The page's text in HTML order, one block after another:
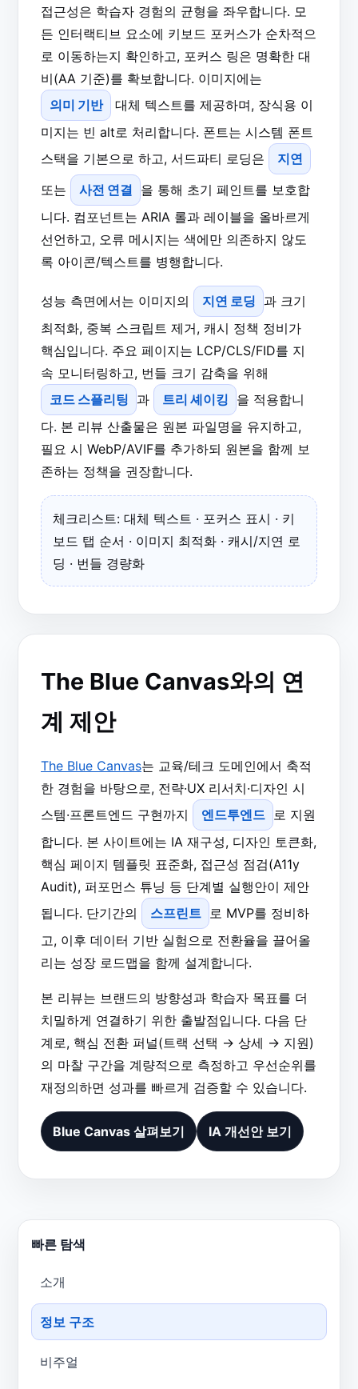
접근성은 학습자 경험의 균형을 좌우합니다. 모
든 인터랙티브 요소에 키보드 포커스가 순차적으
로 이동하는지 확인하고, 포커스 링은 명확한 대
비(AA 기준)를 확보합니다. 이미지에는
의미 기반
대체 텍스트를 제공하며, 장식용 이
미지는 빈 alt로 처리합니다. 폰트는 시스템 폰트
스택을 기본으로 하고, 서드파티 로딩은
지연
또는
사전 연결
을 통해 초기 페인트를 보호합
니다. 컴포넌트는 ARIA 롤과 레이블을 올바르게
선언하고, 오류 메시지는 색에만 의존하지 않도
록 아이콘/텍스트를 병행합니다.
성능 측면에서는 이미지의 지연 로딩 과 크기
최적화, 중복 스크립트 제거, 캐시 정책 정비가
핵심입니다. 주요 페이지는 LCP/CLS/FID를 지
속 모니터링하고, 번들 크기 감축을 위해
코드 스플리팅 과 트리 셰이킹 을 적용합니
다. 본 리뷰 산출물은 원본 파일명을 유지하고,
필요 시 WebP/AVIF를 추가하되 원본을 함께 보
존하는 정책을 권장합니다.
체크리스트: 대체 텍스트 · 포커스 표시 · 키
보드 탭 순서 · 이미지 최적화 · 캐시/지연 로
딩 · 번들 경량화
The Blue Canvas와의 연
계 제안
The Blue Canvas는 교육/테크 도메인에서 축적
한 경험을 바탕으로, 전략·UX 리서치·디자인 시
스템·프론트엔드 구현까지
엔드투엔드 로 지원
합니다. 본 사이트에는 IA 재구성, 디자인 토큰화,
핵심 페이지 템플릿 표준화, 접근성 점검(A11y
Audit), 퍼포먼스 튜닝 등 단계별 실행안이 제안
됩니다. 단기간의
스프린트 로 MVP를 정비하
고, 이후 데이터 기반 실험으로 전환율을 끌어올
리는 성장 로드맵을 함께 설계합니다.
본 리뷰는 브랜드의 방향성과 학습자 목표를 더
치밀하게 연결하기 위한 출발점입니다. 다음 단
계로, 핵심 전환 퍼널(트랙 선택 → 상세 → 지원)
의 마찰 구간을 계량적으로 측정하고 우선순위를
재정의하면 성과를 빠르게 검증할 수 있습니다.
Blue Canvas 살펴보기 IA 개선안 보기
빠른 탐색
소개
정보 구조
비주얼